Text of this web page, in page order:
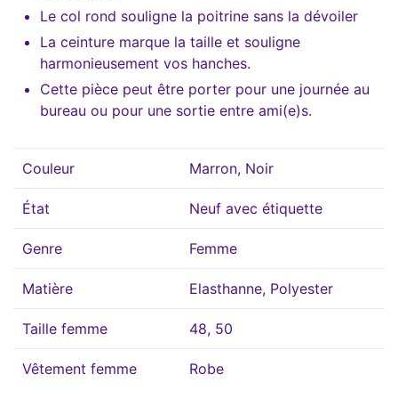
Le col rond souligne la poitrine sans la dévoiler
La ceinture marque la taille et souligne
harmonieusement vos hanches.
Cette pièce peut être porter pour une journée au
bureau ou pour une sortie entre ami(e)s.
Couleur Marron, Noir
État Neuf avec étiquette
Genre Femme
Matière Elasthanne, Polyester
Taille femme 48, 50
Vêtement femme Robe